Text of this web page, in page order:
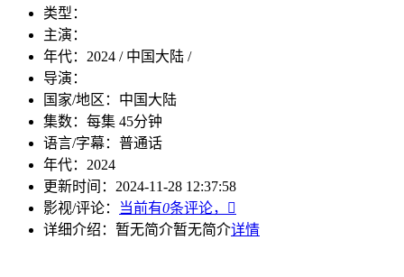
类型：
主演：
年代： 2024 / 中国大陆 /
导演：
国家/地区： 中国大陆
集数： 每集 45分钟
语言/字幕： 普通话
年代： 2024
更新时间： 2024-11-28 12:37:58
影视/评论：
当前有0条评论，

详细介绍： 暂无简介暂无简介详情